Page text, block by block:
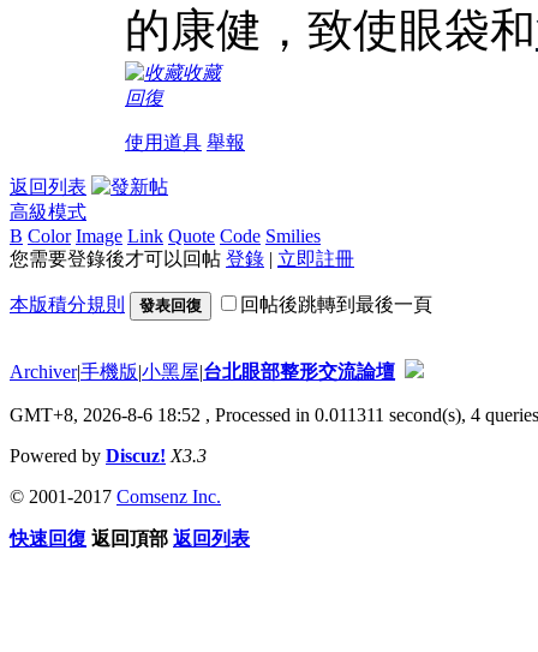
的康健，致使眼袋和
收藏
回復
使用道具 舉報
返回列表
高級模式
B Color Image Link Quote Code Smilies
您需要登錄後才可以回帖 登錄 | 立即註冊
本版積分規則 發表回復 回帖後跳轉到最後一頁
Archiver|手機版|小黑屋|台北眼部整形交流論壇
GMT+8, 2026-8-6 18:52 , Processed in 0.011311 second(s), 4
Powered by Discuz! X3.3
© 2001-2017 Comsenz Inc.
快速回復 返回頂部 返回列表